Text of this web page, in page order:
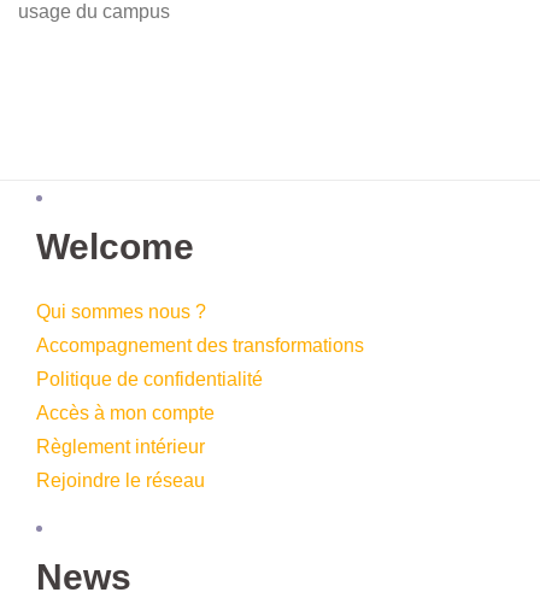
usage du campus
Welcome
Qui sommes nous ?
Accompagnement des transformations
Politique de confidentialité
Accès à mon compte
Règlement intérieur
Rejoindre le réseau
News